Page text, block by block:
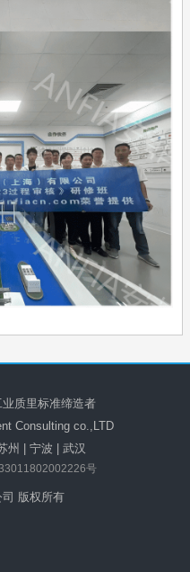
质里标准缔造者
Consulting co.,LTD
州 | 宁波 | 武汉
号
版权所有